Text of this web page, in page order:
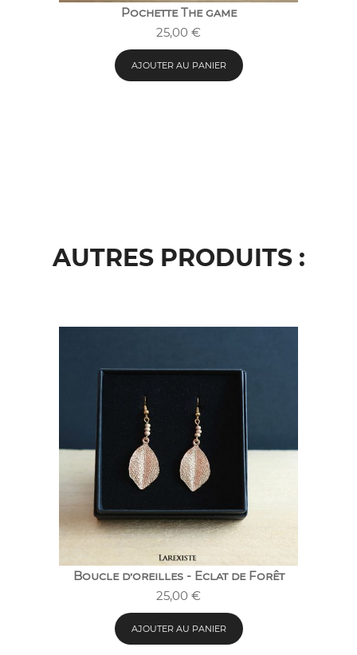
Pochette The game
25,00 €
AJOUTER AU PANIER
AUTRES PRODUITS :
Boucle d’oreilles - Eclat de Forêt
25,00 €
AJOUTER AU PANIER